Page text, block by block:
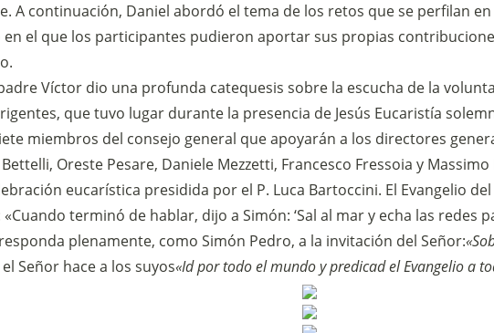
A continuación, Daniel abordó el tema de los retos que se perfilan
el que los participantes pudieron aportar sus propias
Víctor dio una profunda catequesis sobre la escucha de la
que tuvo lugar durante la presencia de Jesús Eucaristía
miembros del consejo general que apoyarán a los directores
Oreste Pesare, Daniele Mezzetti, Francesco Fressoia y Massimo
eucarística presidida por el P. Luca Bartoccini. El Evangelio
terminó de hablar, dijo a Simón: ‘Sal al mar y echa las redes
plenamente, como Simón Pedro, a la invitación del Señor:
Señor hace a los suyos«Id por todo el mundo y predicad el Evangelio a